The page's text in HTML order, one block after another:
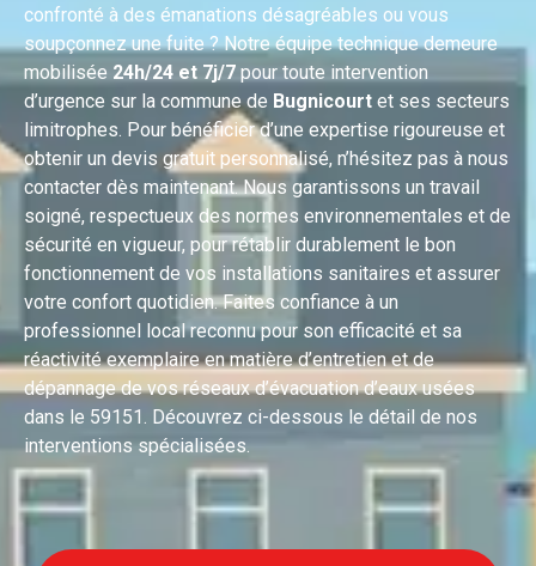
confronté à des émanations désagréables ou vous
soupçonnez une fuite ? Notre équipe technique demeure
mobilisée 24h/24 et 7j/7 pour toute intervention
d’urgence sur la commune de Bugnicourt et ses secteurs
limitrophes. Pour bénéficier d’une expertise rigoureuse et
obtenir un devis gratuit personnalisé, n’hésitez pas à nous
contacter dès maintenant. Nous garantissons un travail
soigné, respectueux des normes environnementales et de
sécurité en vigueur, pour rétablir durablement le bon
fonctionnement de vos installations sanitaires et assurer
votre confort quotidien. Faites confiance à un
professionnel local reconnu pour son efficacité et sa
réactivité exemplaire en matière d’entretien et de
dépannage de vos réseaux d’évacuation d’eaux usées
dans le 59151. Découvrez ci-dessous le détail de nos
interventions spécialisées.